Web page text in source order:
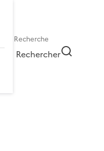
Rechercher